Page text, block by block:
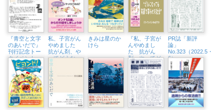
『青空と文字
のあいだで』
刊行記念トー
クイベント
文明後の現代
思想のために
白石嘉治×堀
千晶 （7/23㈯
19:30〜、ジュ
ンク堂書店池
袋本店）
私、子宮がん
やめました
抗がん剤、や
ってどうな
る？
きみは星のか
けら
『私、子宮が
んやめまし
た 抗がん
剤、やってど
うなる？』刊
行記念トーク
イベント
（6/18㈯、田
原町・Readin’
Writin’ BOOK
STORE）
PR誌「新評
論」
No.323（2022.5・
6）